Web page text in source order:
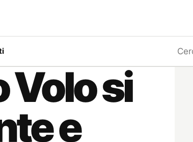
Volo si
e